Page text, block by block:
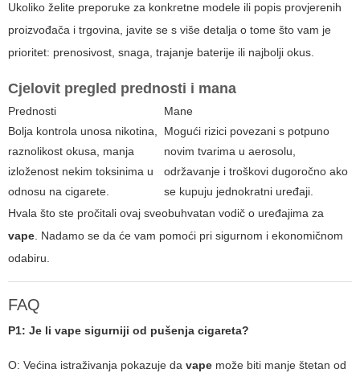
Ukoliko želite preporuke za konkretne modele ili popis provjerenih
proizvođača i trgovina, javite se s više detalja o tome što vam je
prioritet: prenosivost, snaga, trajanje baterije ili najbolji okus.
Cjelovit pregled prednosti i mana
Prednosti
Mane
Bolja kontrola unosa nikotina,
raznolikost okusa, manja
izloženost nekim toksinima u
odnosu na cigarete.
Mogući rizici povezani s potpuno
novim tvarima u aerosolu,
održavanje i troškovi dugoročno ako
se kupuju jednokratni uređaji.
Hvala što ste pročitali ovaj sveobuhvatan vodič o uređajima za
vape. Nadamo se da će vam pomoći pri sigurnom i ekonomičnom
odabiru.
FAQ
P1: Je li vape sigurniji od pušenja cigareta?
O: Većina istraživanja pokazuje da vape može biti manje štetan od